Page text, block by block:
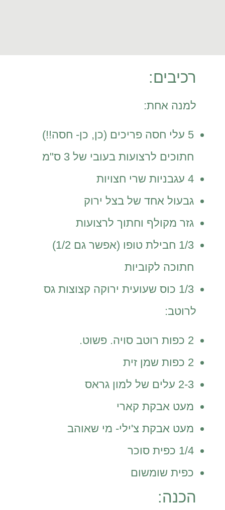
רכיבים:
למנה אחת:
5 עלי חסה פריכים (כן, כן- חסה!!)
חתוכים לרצועות בעובי של 3 ס"מ
4 עגבניות שרי חצויות
גבעול אחד של בצל ירוק
גזר מקולף וחתוך לרצועות
1/3 חבילת טופו (אפשר גם 1/2)
חתוכה לקוביות
1/3 כוס שעועית ירוקה קצוצות גס
לרוטב:
2 כפות רוטב סויה. פשוט.
2 כפות שמן זית
2-3 עלים של למון גראס
מעט אבקת קארי
מעט אבקת צ'ילי- מי שאוהב
1/4 כפית סוכר
כפית שומשום
הכנה: